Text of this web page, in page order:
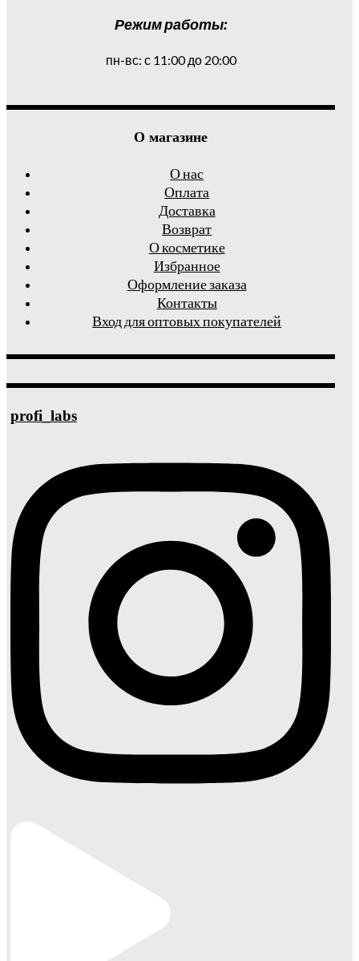
Режим работы:
пн-вс: с 11:00 до 20:00
О магазине
О нас
Оплата
Доставка
Возврат
О косметике
Избранное
Оформление заказа
Контакты
Вход для оптовых покупателей
profi_labs